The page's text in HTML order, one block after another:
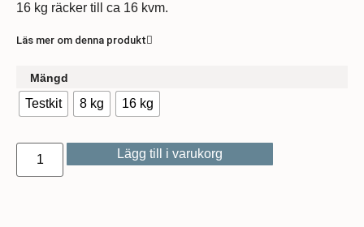
16 kg räcker till ca 16 kvm.
Läs mer om denna produkt
Mängd
Testkit 8 kg 16 kg
Lägg till i varukorg